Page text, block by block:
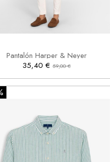
Pantalón Harper & Neyer
35,40 € 59,00 €
42 44
 Añadir al carrito